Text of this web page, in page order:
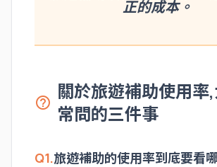
正的成本。
help_outline 關於旅遊補助使用率
常問的三件事
Q1.旅遊補助的使用率到底要看